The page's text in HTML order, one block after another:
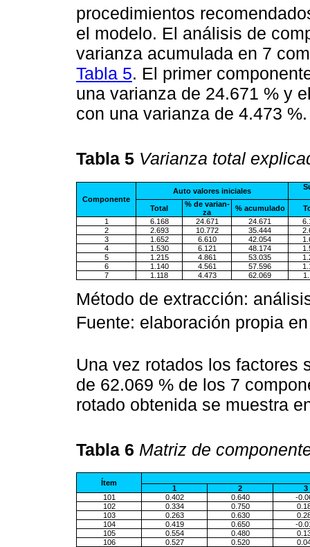
procedimientos
el modelo. El análisis de
varianza acumulada en 7
Tabla 5. El primer
una varianza de 24.671 % y
con una varianza de 4.473 %.
Tabla 5 Varianza total
Componente
Auto valores iniciales
Total % de varian-
za
% acumulado
1
6.168 24.671 24.671
2
2.693 10.772 35.444
3
1.652 6.610 42.054
4
1.530 6.121 48.174
5
1.215 4.861 53.035
6
1.140 4.561 57.596
7
1.118 4.473 62.069
Método de extracción:
Fuente: elaboración propia
Una vez rotados los factores
de 62.069 % de los 7
rotado obtenida se muestra
Tabla 6 Matriz de
Ítem
1 2
3
101
0.402 0.640
-
102
0.334 0.750
103
0.263 0.630
104
0.419 0.650
-
105
0.554 0.480
106
0.527 0.520